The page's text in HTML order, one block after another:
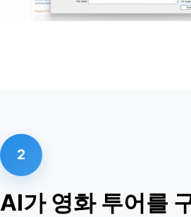
2
AI가 영화 투어를